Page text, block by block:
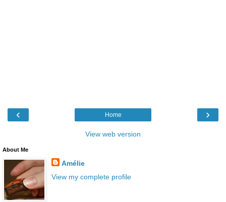
‹ ›
Home
View web version
About Me
Amélie
View my complete profile